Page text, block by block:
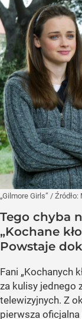
„Gilmore Girls” / Źródło:
Tego chyba
„Kochane
Powstaje
Fani „Kochanych
za kulisy jednego
telewizyjnych. Z
pierwsza